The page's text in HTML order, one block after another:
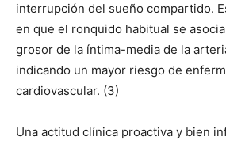
interrupción del sueño compartido.
en que el ronquido habitual se
grosor de la íntima-media de la
indicando un mayor riesgo de
cardiovascular. (3)
Una actitud clínica proactiva y bien